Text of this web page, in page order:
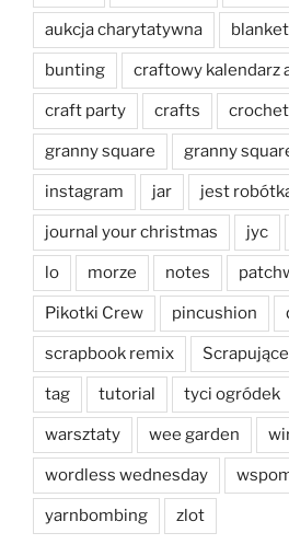
aukcja charytatywna blanket
bunting craftowy kalendarz
craft party crafts
granny square granny
instagram jar jest
journal your christmas jyc
lo morze notes
Pikotki Crew pincushion
scrapbook remix
tag tutorial tyci ogródek
warsztaty wee garden
wordless wednesday
yarnbombing zlot